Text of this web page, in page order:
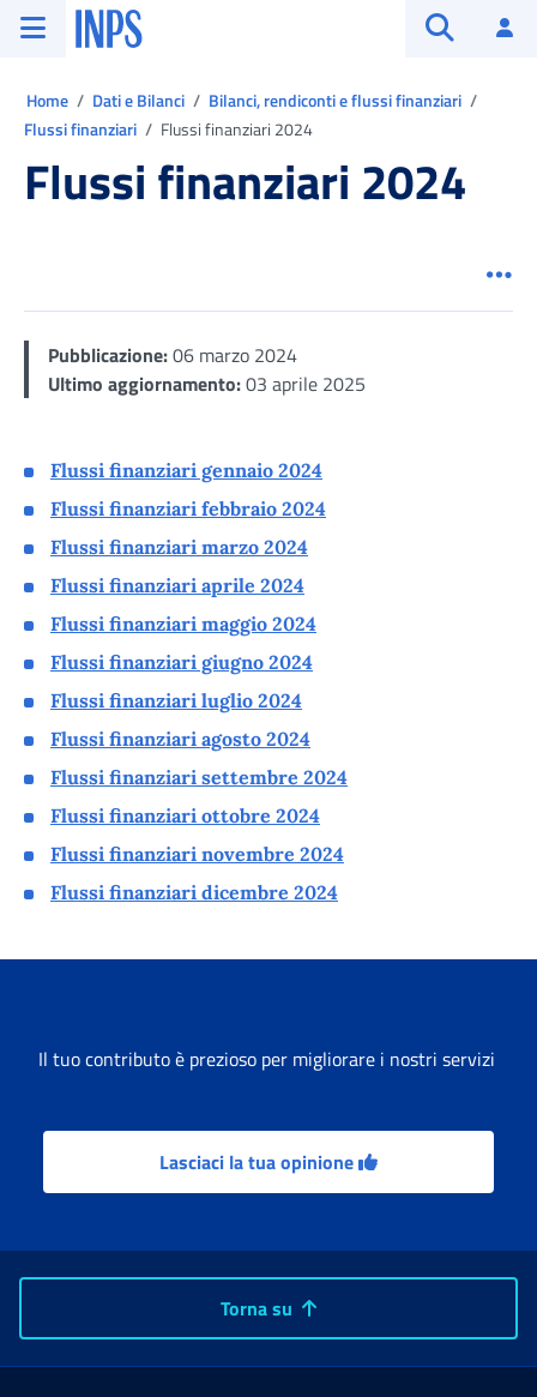
Vai al menu principale
Vai al contenuto principale
Vai al pie' di pagina
INPS ()
Home Dati e Bilanci
Bilanci, rendiconti e flussi finanziari
Flussi finanziari
Flussi finanziari 2024
Flussi finanziari 2024
Pubblicazione:06 marzo 2024
Ultimo aggiornamento:03 aprile 2025
Flussi finanziari gennaio 2024
Flussi finanziari febbraio 2024
Flussi finanziari marzo 2024
Flussi finanziari aprile 2024
Flussi finanziari maggio 2024
Flussi finanziari giugno 2024
Flussi finanziari luglio 2024
Flussi finanziari agosto 2024
Flussi finanziari settembre 2024
Flussi finanziari ottobre 2024
Flussi finanziari novembre 2024
Flussi finanziari dicembre 2024
Il tuo contributo è prezioso per migliorare i nostri servizi
Lasciaci la tua opinione
Torna su